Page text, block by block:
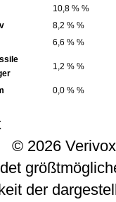
10,8 % %
8,2 % %
6,6 % %
1,2 % %
0,0 % %
© 2026
der